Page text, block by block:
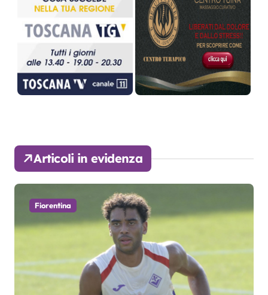
Articoli in evidenza
Fiorentina